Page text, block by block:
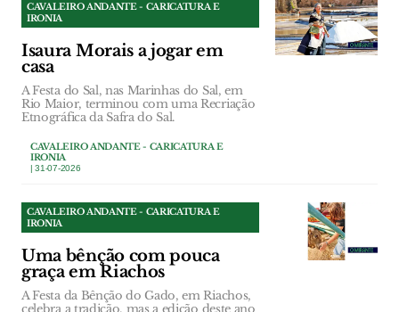
CAVALEIRO ANDANTE - CARICATURA E
IRONIA
Isaura Morais a jogar em
casa
A Festa do Sal, nas Marinhas do Sal, em
Rio Maior, terminou com uma Recriação
Etnográfica da Safra do Sal.
CAVALEIRO ANDANTE - CARICATURA E
IRONIA
| 31-07-2026
CAVALEIRO ANDANTE - CARICATURA E
IRONIA
Uma bênção com pouca
graça em Riachos
A Festa da Bênção do Gado, em Riachos,